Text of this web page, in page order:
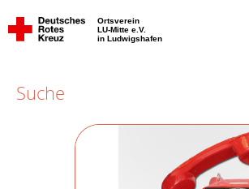
Ortsverein
LU-Mitte e.V.
in Ludwigshafen
Suche